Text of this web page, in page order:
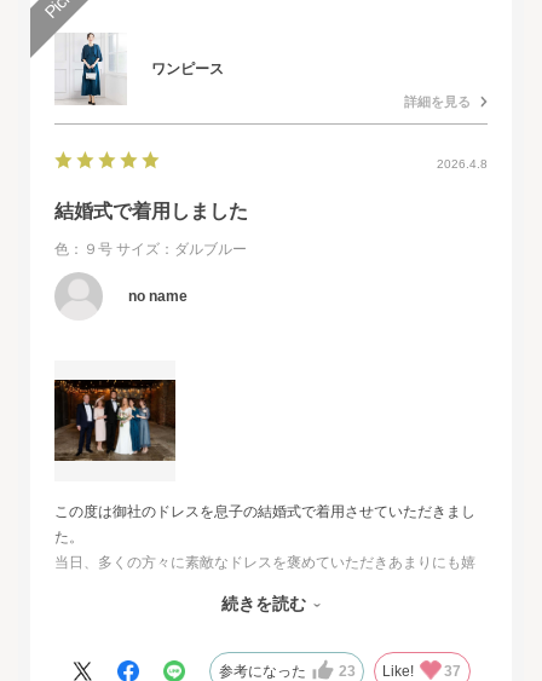
ワンピース
詳細を見る
2026.4.8
結婚式で着用しました
色：９号 サイズ：ダルブルー
no name
この度は御社のドレスを息子の結婚式で着用させていただきまし
た。
当日、多くの方々に素敵なドレスを褒めていただきあまりにも嬉
その旨をお伝えさせていただきたいと思いました。とても素敵な
人生最高の幸せな日に華を添えていただき、心より感謝申し上げ
続きを読む
参考になった 23 Like! 37